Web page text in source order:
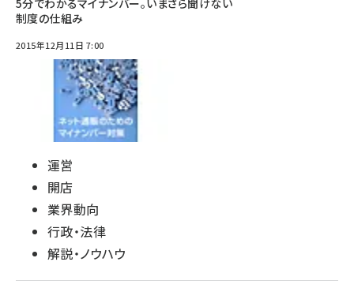
5分でわかるマイナンバー。いまさら聞けない
制度の仕組み
2015年12月11日 7:00
運営
開店
業界動向
行政・法律
解説・ノウハウ